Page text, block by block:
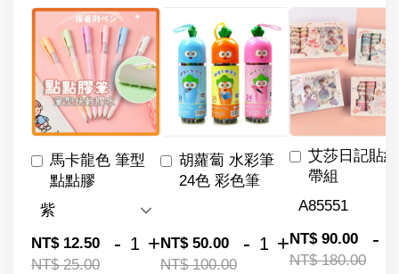
馬卡龍色 筆型
點點膠
NT$ 12.50
NT$ 25.00
- +
胡蘿蔔 水彩筆
24色 彩色筆
NT$ 50.00
NT$ 100.00
- +
艾莎日記貼
帶組
NT$ 90.00
NT$ 180.00
-